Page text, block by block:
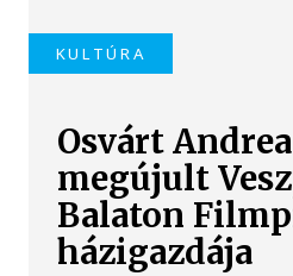
KULTÚRA
Osvárt
megújult
Balaton
házigazdája